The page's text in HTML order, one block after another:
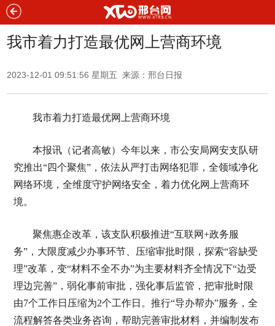
我市着力打造最优网上营商环境
2023-12-01 09:51:56 星期五 来源：邢台日报
我市着力打造最优网上营商环境
本报讯（记者高敏）今年以来，市公安局网安支队研
究推出“四个聚焦”，依法从严打击网络犯罪，全领域净化
网络环境，全维度守护网络安全，着力优化网上营商环
境。
聚焦惠企改革，该支队积极推进“互联网+政务服
务”，大限度减少办事环节、压缩审批时限，探索“容缺受
理”改革，变“材料不全不办”为主要材料齐全情况下“边受
理边完善”，弱化事前审批，强化事后监管，把审批时限
由7个工作日压缩为2个工作日。推行“导办帮办”服务，全
流程解答各类业务咨询，帮助完善审批材料，并编制发布